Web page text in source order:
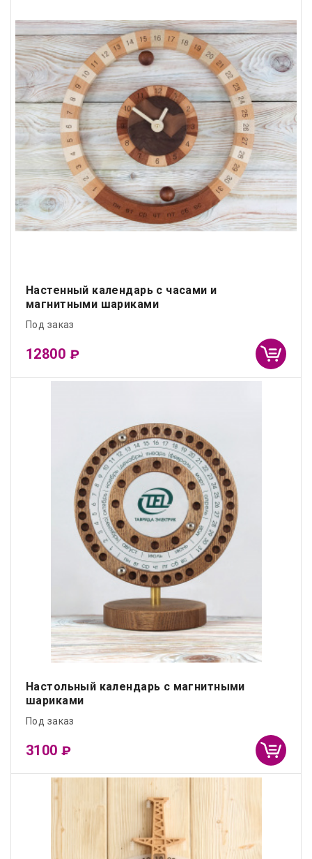
Настенный календарь с часами и
магнитными шариками
Под заказ
12800 ₽
Настольный календарь с магнитными
шариками
Под заказ
3100₽